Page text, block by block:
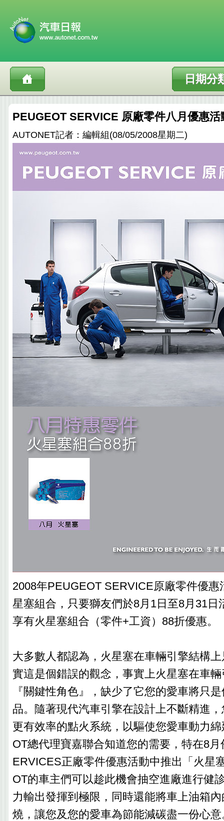
日期分
PEUGEOT SERVICE 原廠零件八月優惠
AUTONET記者：編輯組(08/05/2008星期二)
2008年PEUGEOT SERVICE原廠零件優
星塞組合，只要獅友們於8月1日至8月31日
享有火星塞組合（零件+工資）88折優惠。
大多數人都認為，火星塞在車輛引擎結構
實這是個錯誤的觀念，事實上火星塞在車
『關鍵性角色』，缺少了它您的愛車將只
品。隨著現代汽車引擎在設計上不斷精進
更有效率的點火系統，以驅使您愛車動力
OT總代理寶嘉聯合知道您的需要，特在8
ERVICES正廠零件優惠活動中推出「火星
OT的車主們可以趁此機會抽空進廠進行健
力輸出發揮到極限，同時還能將車上油箱
燒，讓您及您的愛車為節能減碳盡一份心意